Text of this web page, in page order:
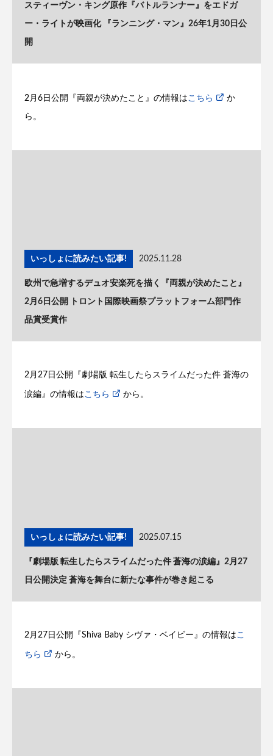
スティーヴン・キング原作『バトルランナー』をエドガ
ー・ライトが映画化 『ランニング・マン』26年1月30日公
開
2月6日公開『両親が決めたこと』の情報は こちら か
ら。
いっしょに読みたい記事! 2025.11.28
欧州で急増するデュオ安楽死を描く『両親が決めたこと』
2月6日公開 トロント国際映画祭プラットフォーム部門作
品賞受賞作
2月27日公開『劇場版 転生したらスライムだった件 蒼海の
涙編』の情報はこちら から。
いっしょに読みたい記事! 2025.07.15
『劇場版 転生したらスライムだった件 蒼海の涙編』2月27
日公開決定 蒼海を舞台に新たな事件が巻き起こる
2月27日公開『Shiva Baby シヴァ・ベイビー』の情報は こ
ちら から。